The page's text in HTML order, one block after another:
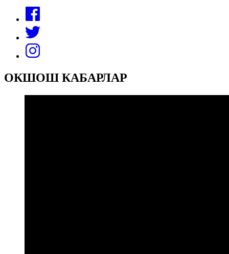
ОКШОШ КАБАРЛАР